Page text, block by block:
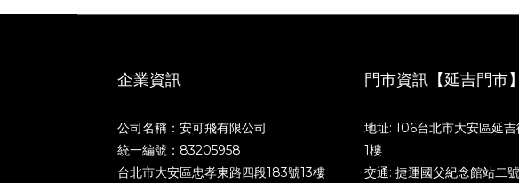
企業資訊
公司名稱：安可飛有限公司
統一編號：83205958
台北市大安區忠孝東路四段183號13樓
門市資訊【延吉門市】
地址: 106台北市大安區延吉
1樓
交通: 捷運國父紀念館站二